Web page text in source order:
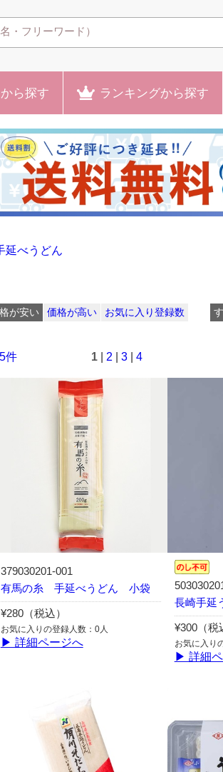
から探す ランキングから探す
延べうどん
が安い 価格が高い お気に入り登録数
件 1 2 3 4
379030201-001
有馬の糸 手延べうどん 小袋
¥280（税込）
お気に入りの登録人数：0人
▶ 詳細ページへ
長崎手延
¥300（税
お気に入り
▶ 詳細